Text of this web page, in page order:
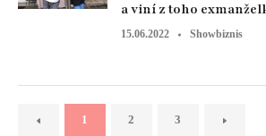
a viní z toho
15.06.2022 Showbiznis
1 2 3